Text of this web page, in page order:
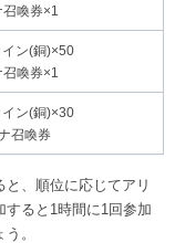
喚券×1
ン(銅)×50
喚券×1
ン(銅)×30
召喚券
、順位に応じてアリ
すると1時間に1回参加
。